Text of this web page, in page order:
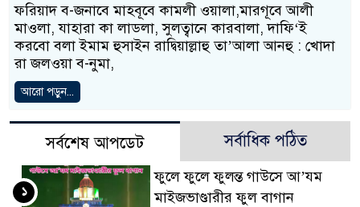
ফরিয়াদ ব-জনাবে মাহবূবে কামলী ওয়ালা,মারগূবে আলী
মাওলা, যাহারা কা লাডলা, সুলত্বানে কারবালা, দাফি‘ই
করবো বলা ইমাম হুসাইন রাদ্বিয়াল্লাহু তা’আলা আনহু : খোদা
রা জলওয়া ব-নুমা,
আরো পড়ুন...
সর্বশেষ আপডেট সর্বাধিক পঠিত
ফুলে ফুলে ফুলন্ত গাউসে আ’যম
মাইজভাণ্ডারীর ফুল বাগান
১